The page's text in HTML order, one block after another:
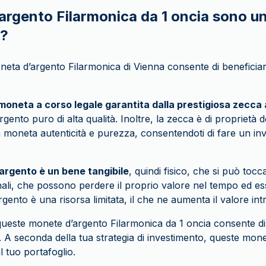
Filarmonica da 1 oncia sono
d’argento Filarmonica di Vienna consente di
a corso legale garantita dalla prestigiosa zecca
puro di alta qualità. Inoltre, la zecca è di proprietà
moneta autenticità e purezza, consentendoti di fare un
è un bene tangibile, quindi fisico, che si può
che possono perdere il proprio valore nel tempo ed
è una risorsa limitata, il che ne aumenta il valore
monete d’argento Filarmonica da 1 oncia consente
A seconda della tua strategia di investimento, queste
tuo portafoglio.